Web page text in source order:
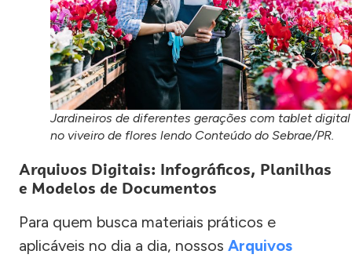
Jardineiros de diferentes gerações com tablet digital
no viveiro de flores lendo Conteúdo do Sebrae/PR.
Arquivos Digitais: Infográficos, Planilhas
e Modelos de Documentos
Para quem busca materiais práticos e
aplicáveis no dia a dia, nossos Arquivos